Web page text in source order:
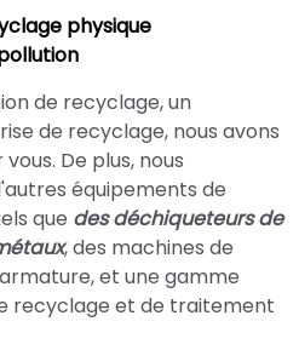
physique
de recyclage, un
de recyclage, nous avons
De plus, nous
équipements de
que des déchiqueteurs de
, des machines de
et une gamme
recyclage et de traitement